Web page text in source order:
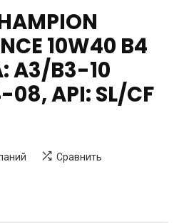
10W40 B4
A3/B3-10
08, API: SL/CF
Сравнить